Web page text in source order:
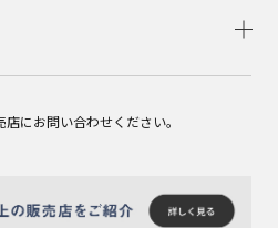
にお問い合わせください。